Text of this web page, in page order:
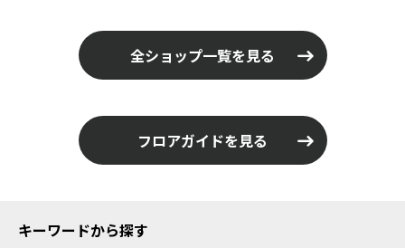
全ショップ一覧を見る
フロアガイドを見る
キーワードから探す